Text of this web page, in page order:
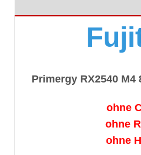
Primergy RX2540 M4
ohne
ohne
ohne